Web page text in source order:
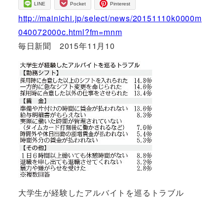
LINE Pocket Pinterest
http://mainichi.jp/select/news/20151110k0000m
040072000c.html?fm=mnm
毎日新聞 2015年11月10
大学生が経験したアルバイトを巡るトラブル